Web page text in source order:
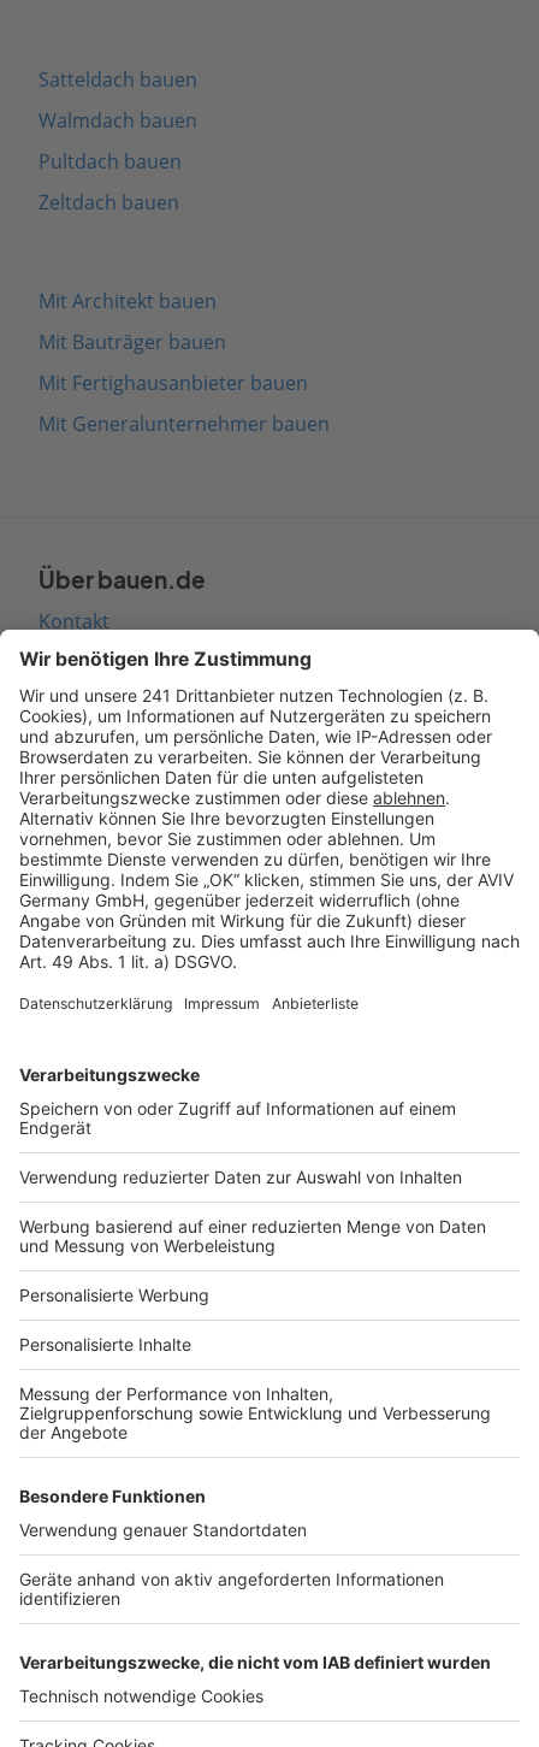
Satteldach bauen
Walmdach bauen
Pultdach bauen
Zeltdach bauen
Mit Architekt bauen
Mit Bauträger bauen
Mit Fertighausanbieter bauen
Mit Generalunternehmer bauen
Über bauen.de
Kontakt
Seitenaufbau
Barrierefreiheit
Cookie Einstellungen
Rechtliches
AGB-Übersicht
Datenschutz
Impressum
Services
Bauprojekt-Quiz
Häuser-Suche
Hausanbieter-Suche
Bauprojekt-Profil
Für Unternehmen
Ihre Baufirma auf bauen.de
Kostenloses Infogespräch